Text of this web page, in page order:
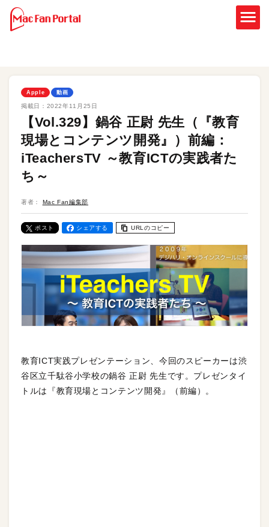
Apple 動画
掲載日： 2022年11月25日
【Vol.329】鍋谷 正尉 先生（『教育
現場とコンテンツ開発』）前編：
iTeachersTV ～教育ICTの実践者た
ち～
著者： Mac Fan編集部
ポスト シェアする URLのコピー
教育ICT実践プレゼンテーション、今回のスピーカーは渋
谷区立千駄谷小学校の鍋谷 正尉 先生です。プレゼンタイ
トルは『教育現場とコンテンツ開発』（前編）。